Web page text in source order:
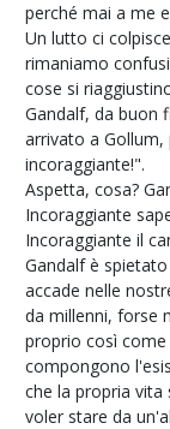
perché mai a me
Un lutto ci
rimaniamo
cose si
Gandalf, da buon
arrivato a
incoraggiante!".
Aspetta, cosa?
Incoraggiante
Incoraggiante il
Gandalf è
accade nelle
da millenni, forse
proprio così
compongono
che la propria vita
voler stare da